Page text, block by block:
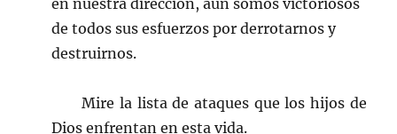
de todos sus esfuerzos por derrotarnos y
destruirnos.
Mire la lista de ataques que los hijos de
Dios enfrentan en esta vida.